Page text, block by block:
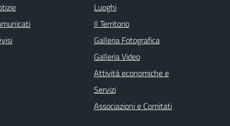
Luoghi
Il Territorio
Galleria Fotografica
Galleria Video
Attività economiche e
Servizi
Associazioni e Comitati